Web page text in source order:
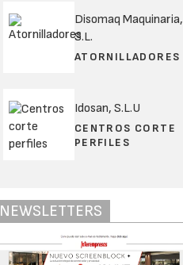
Disomaq Maquinaria,
S.L.
ATORNILLADORES
Idosan, S.L.U
CENTROS CORTE
PERFILES
NEWSLETTERS